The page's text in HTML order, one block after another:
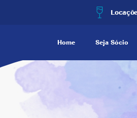
Home Seja Sócio